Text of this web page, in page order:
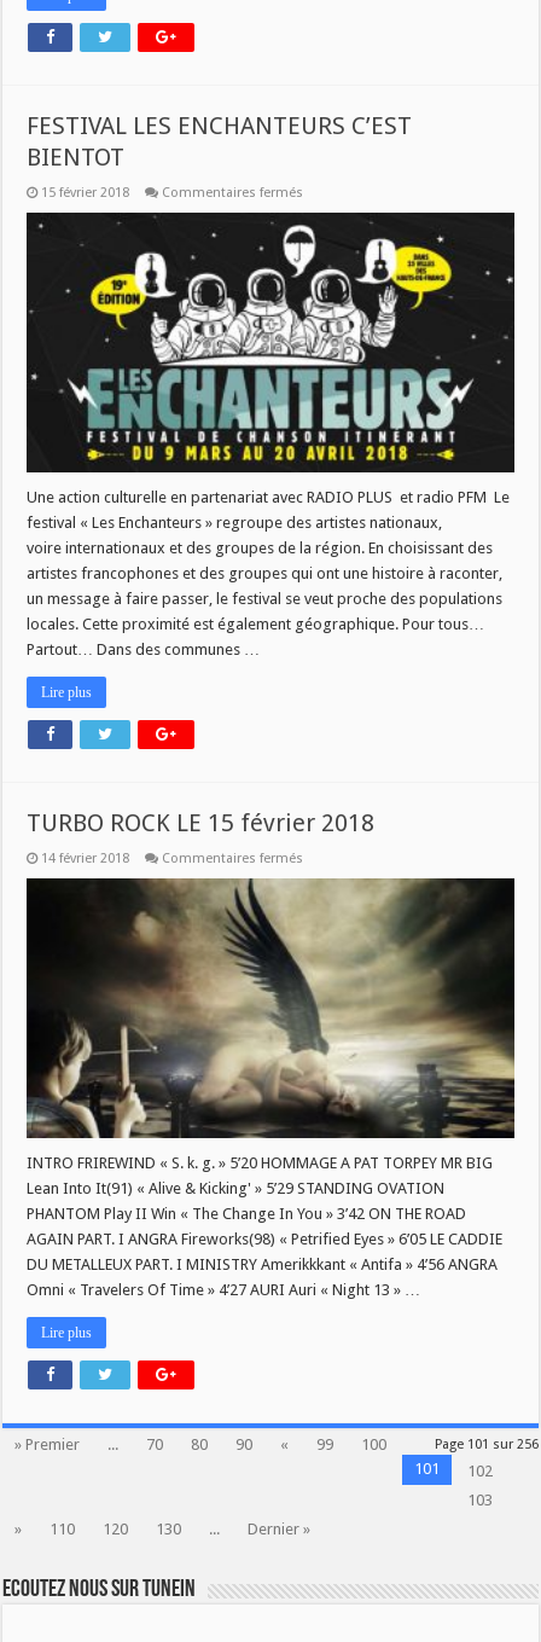
FESTIVAL LES ENCHANTEURS C’EST
BIENTOT
15 février 2018 Commentaires fermés
LES
ENCHANTEURS
C’EST
BIENTOT
Une action culturelle en partenariat avec RADIO PLUS et radio PFM Le
festival « Les Enchanteurs » regroupe des artistes nationaux,
voire internationaux et des groupes de la région. En choisissant des
artistes francophones et des groupes qui ont une histoire à raconter,
un message à faire passer, le festival se veut proche des populations
locales. Cette proximité est également géographique. Pour tous…
Partout… Dans des communes …
Lire plus
TURBO ROCK LE 15 février 2018
14 février 2018 Commentaires fermés
2018
INTRO FRIREWIND « S. k. g. » 5’20 HOMMAGE A PAT TORPEY MR BIG
Lean Into It(91) « Alive & Kicking' » 5’29 STANDING OVATION
PHANTOM Play II Win « The Change In You » 3’42 ON THE ROAD
AGAIN PART. I ANGRA Fireworks(98) « Petrified Eyes » 6’05 LE CADDIE
DU METALLEUX PART. I MINISTRY Amerikkkant « Antifa » 4’56 ANGRA
Omni « Travelers Of Time » 4’27 AURI Auri « Night 13 » …
Lire plus
Page 101 sur 256
» Premier ... 70 80 90 « 99
100
101
102
103
»
110 120 130 ... Dernier »
Ecoutez nous sur TuneIn